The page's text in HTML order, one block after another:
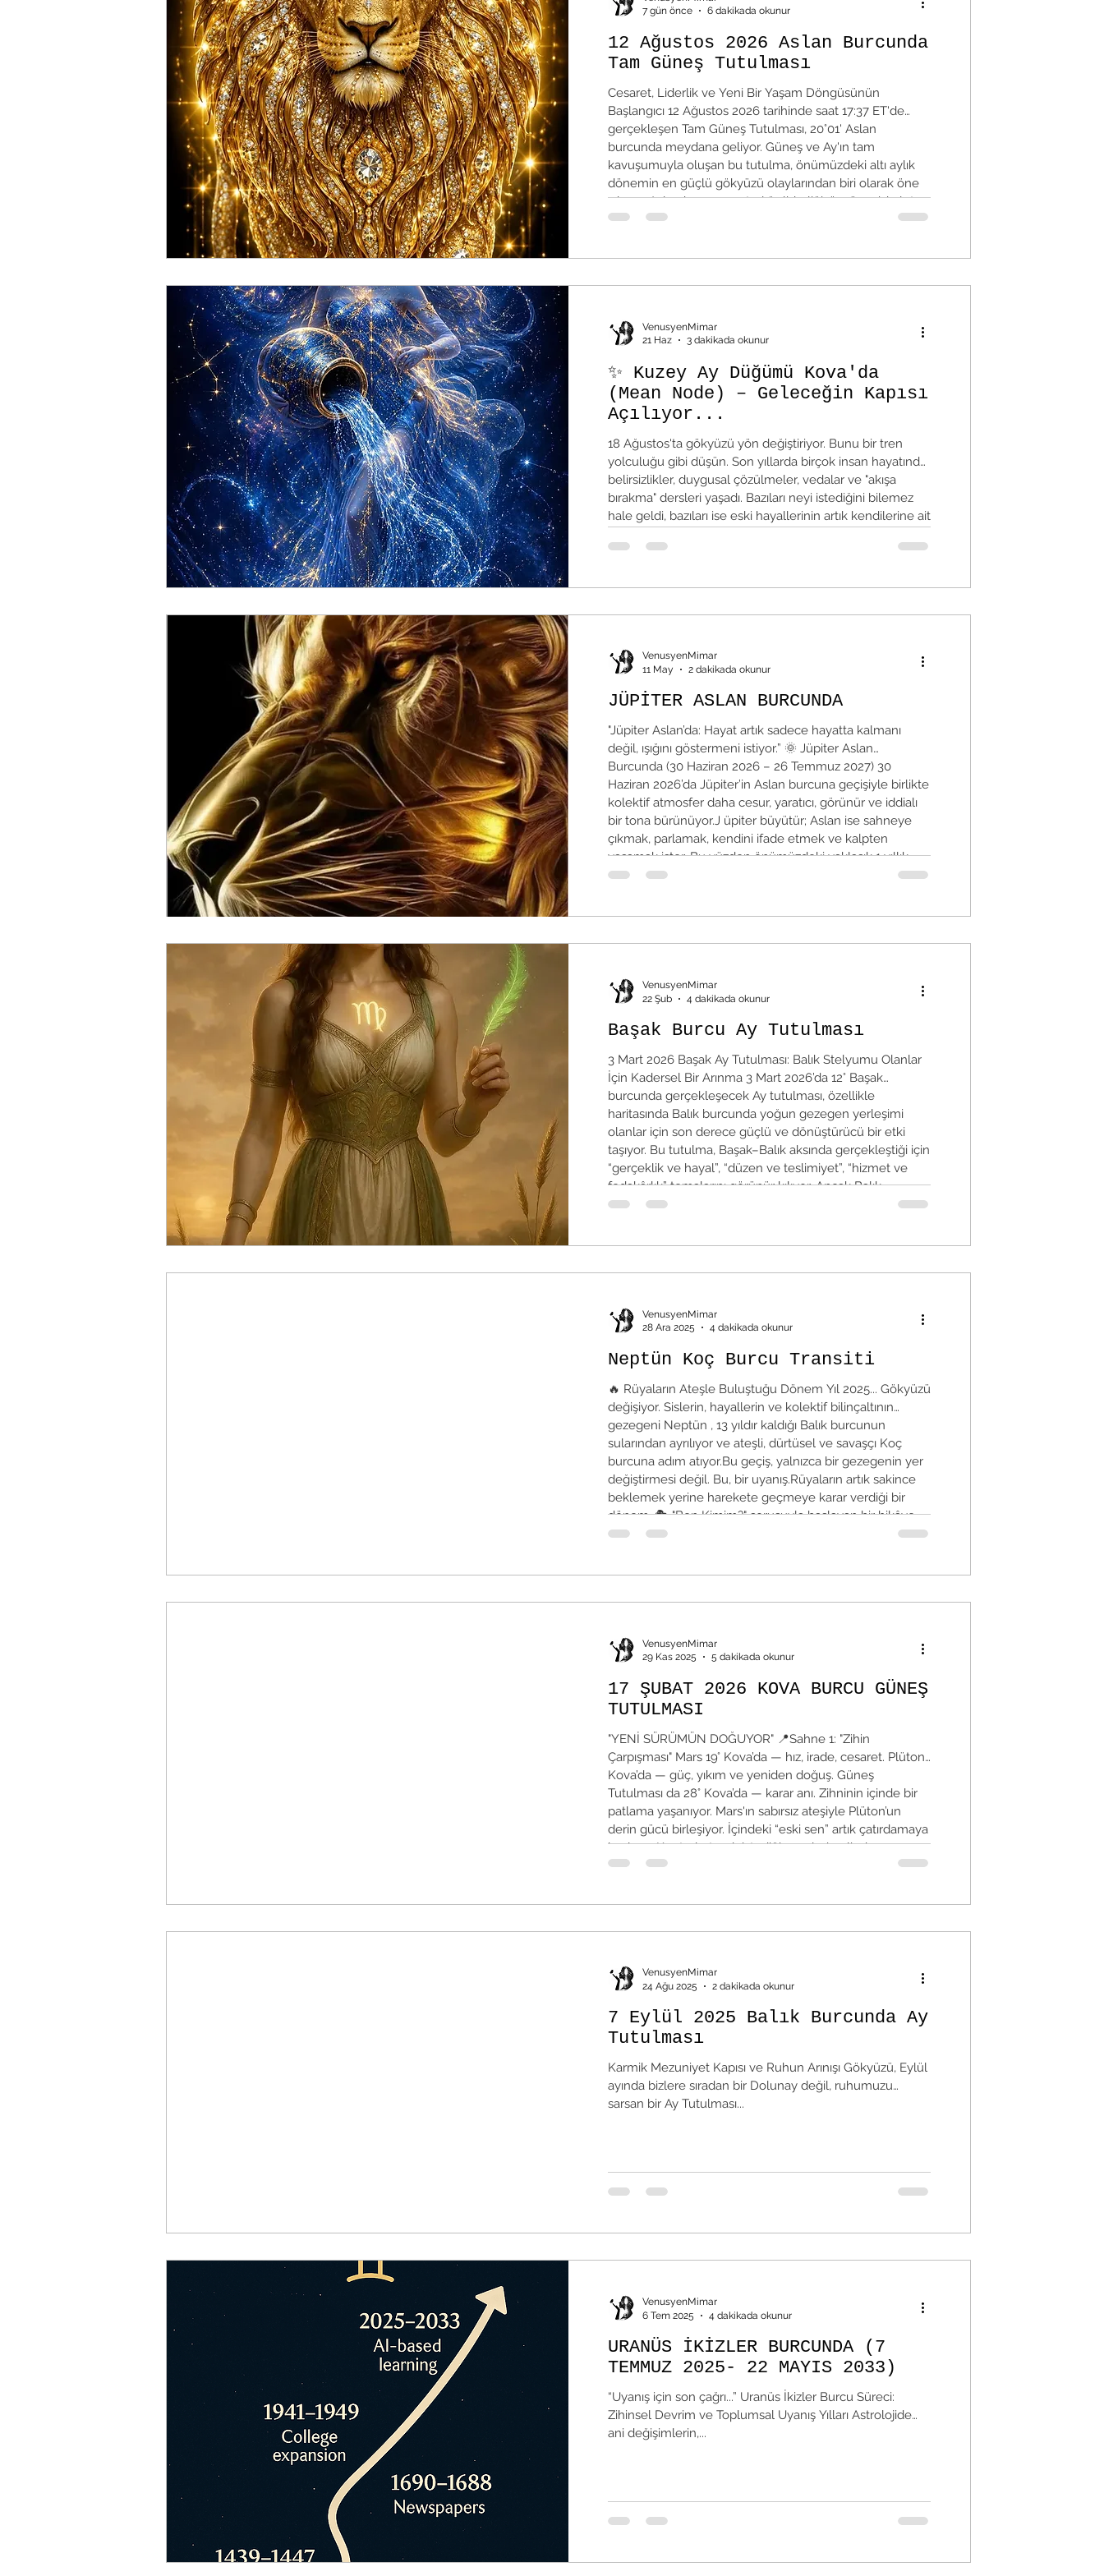
7 gün önce
6 dakikada okunur
12 Ağustos 2026 Aslan Burcunda
Tam Güneş Tutulması
Cesaret, Liderlik ve Yeni Bir Yaşam Döngüsünün
Başlangıcı 12 Ağustos 2026 tarihinde saat 17:37 ET'de
gerçekleşen Tam Güneş Tutulması, 20°01' Aslan
burcunda meydana geliyor. Güneş ve Ay'ın tam
kavuşumuyla oluşan bu tutulma, önümüzdeki altı aylık
dönemin en güçlü gökyüzü olaylarından biri olarak öne
çıkıyor. Aslan burcu; yaratıcılığı, liderliği, özgüveni, kalpten
gelen arzuları ve bireysel kimliği temsil eder. Bu nedenle
VenusyenMimar
21 Haz
3 dakikada okunur
✨ Kuzey Ay Düğümü Kova'da
(Mean Node) – Geleceğin Kapısı
Açılıyor...
18 Ağustos'ta gökyüzü yön değiştiriyor. Bunu bir tren
yolculuğu gibi düşün. Son yıllarda birçok insan hayatında
belirsizlikler, duygusal çözülmeler, vedalar ve "akışa
bırakma" dersleri yaşadı. Bazıları neyi istediğini bilemez
hale geldi, bazıları ise eski hayallerinin artık kendilerine ait
Gökyüzündeki kader pusulası olarak görülen Kuzey Ay
gösteriyor: "Geçmişe değil, geleceğe
VenusyenMimar
11 May
2 dakikada okunur
JÜPİTER ASLAN BURCUNDA
"Jüpiter Aslan’da: Hayat artık sadece hayatta kalmanı
değil, ışığını göstermeni istiyor.” 🌞 Jüpiter Aslan
Burcunda (30 Haziran 2026 – 26 Temmuz 2027) 30
Haziran 2026’da Jüpiter’in Aslan burcuna geçişiyle birlikte
kolektif atmosfer daha cesur, yaratıcı, görünür ve iddialı
bir tona bürünüyor.J üpiter büyütür; Aslan ise sahneye
çıkmak, parlamak, kendini ifade etmek ve kalpten
yaşamak ister. Bu yüzden önümüzdeki yaklaşık 1 yıllık
süreçte özgüven, liderlik, sanat, aşk, çocuklar,
VenusyenMimar
22 Şub
4 dakikada okunur
Başak Burcu Ay Tutulması
3 Mart 2026 Başak Ay Tutulması: Balık Stelyumu Olanlar
İçin Kadersel Bir Arınma 3 Mart 2026’da 12° Başak
burcunda gerçekleşecek Ay tutulması, özellikle
haritasında Balık burcunda yoğun gezegen yerleşimi
olanlar için son derece güçlü ve dönüştürücü bir etki
taşıyor. Bu tutulma, Başak–Balık aksında gerçekleştiği için
“gerçeklik ve hayal”, “düzen ve teslimiyet”, “hizmet ve
fedakârlık” temalarını görünür kılıyor. Ancak Balık
burcunda Merkür, Venüs, Mars ve Güney Ay Düğümü
VenusyenMimar
28 Ara 2025
4 dakikada okunur
Neptün Koç Burcu Transiti
🔥 Rüyaların Ateşle Buluştuğu Dönem Yıl 2025... Gökyüzü
değişiyor. Sislerin, hayallerin ve kolektif bilinçaltının
gezegeni Neptün , 13 yıldır kaldığı Balık burcunun
sularından ayrılıyor ve ateşli, dürtüsel ve savaşçı Koç
burcuna adım atıyor.Bu geçiş, yalnızca bir gezegenin yer
değiştirmesi değil. Bu, bir uyanış.Rüyaların artık sakince
beklemek yerine harekete geçmeye karar verdiği bir
dönem. 🎭 "Ben Kimim?" sorusuyla başlayan bir hikâye
İlkbaharın ilk günü gibi taze bir saba
VenusyenMimar
29 Kas 2025
5 dakikada okunur
17 ŞUBAT 2026 KOVA BURCU GÜNEŞ
TUTULMASI
"YENİ SÜRÜMÜN DOĞUYOR" 📍Sahne 1: "Zihin
Çarpışması" Mars 19° Kova’da — hız, irade, cesaret. Plüton
Kova’da — güç, yıkım ve yeniden doğuş. Güneş
Tutulması da 28° Kova’da — karar anı. Zihninin içinde bir
patlama yaşanıyor. Mars'ın sabırsız ateşiyle Plüton’un
derin gücü birleşiyor. İçindeki “eski sen” artık çatırdamaya
başlıyor. Kontrol etmek istediğin şeylerin elinden
kaymasına izin veriyorsun çünkü tutunmak artık seni
VenusyenMimar
24 Ağu 2025
2 dakikada okunur
7 Eylül 2025 Balık Burcunda Ay
Tutulması
Karmik Mezuniyet Kapısı ve Ruhun Arınışı Gökyüzü, Eylül
ayında bizlere sıradan bir Dolunay değil, ruhumuzu
sarsan bir Ay Tutulması...
VenusyenMimar
6 Tem 2025
4 dakikada okunur
URANÜS İKİZLER BURCUNDA (7
TEMMUZ 2025- 22 MAYIS 2033)
“Uyanış için son çağrı...” Uranüs İkizler Burcu Süreci:
Zihinsel Devrim ve Toplumsal Uyanış Yılları Astrolojide
ani değişimlerin,...